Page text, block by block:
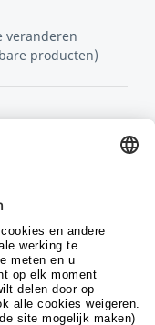
veranderen
producten)